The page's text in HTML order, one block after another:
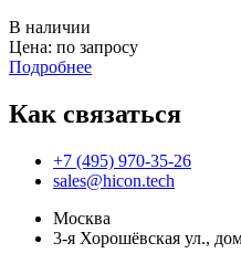
В наличии
Цена: по запросу
Подробнее
Как связаться
+7 (495) 970-35-26
sales@hicon.tech
Москва
3-я Хорошёвская ул.,